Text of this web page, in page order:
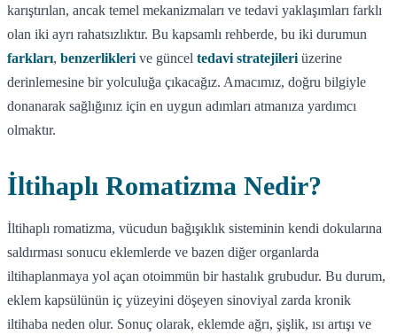
karıştırılan, ancak temel mekanizmaları ve tedavi yaklaşımları farklı
olan iki ayrı rahatsızlıktır. Bu kapsamlı rehberde, bu iki durumun
farkları, benzerlikleri ve güncel tedavi stratejileri üzerine
derinlemesine bir yolculuğa çıkacağız. Amacımız, doğru bilgiyle
donanarak sağlığınız için en uygun adımları atmanıza yardımcı
olmaktır.
İltihaplı Romatizma Nedir?
İltihaplı romatizma, vücudun bağışıklık sisteminin kendi dokularına
saldırması sonucu eklemlerde ve bazen diğer organlarda
iltihaplanmaya yol açan otoimmün bir hastalık grubudur. Bu durum,
eklem kapsülünün iç yüzeyini döşeyen sinoviyal zarda kronik
iltihaba neden olur. Sonuç olarak, eklemde ağrı, şişlik, ısı artışı ve